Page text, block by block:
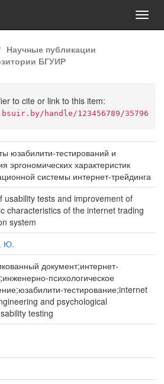
Научные публикации
БГУИР
to cite or link to this item:
handle/123456789/35796
юзабилити-тестирований и
эргономических характеристик
системы интернет-трейдинга
usability tests and improvement of
characteristics of the internet trading
system
Ю.
документ;интернет-
психологическое
тестирование;internet
and psychological
testing